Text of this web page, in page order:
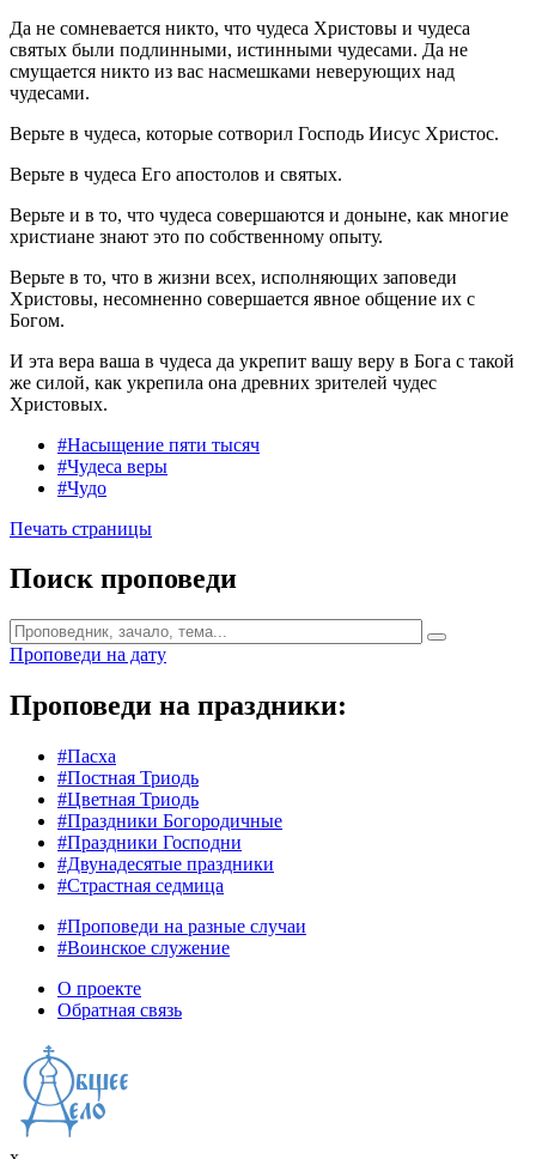
Да не сомневается никто, что чудеса Христовы и чудеса
святых были подлинными, истинными чудесами. Да не
смущается никто из вас насмешками неверующих над
чудесами.
Верьте в чудеса, которые сотворил Господь Иисус Христос.
Верьте в чудеса Его апостолов и святых.
Верьте и в то, что чудеса совершаются и доныне, как многие
христиане знают это по собственному опыту.
Верьте в то, что в жизни всех, исполняющих заповеди
Христовы, несомненно совершается явное общение их с
Богом.
И эта вера ваша в чудеса да укрепит вашу веру в Бога с такой
же силой, как укрепила она древних зрителей чудес
Христовых.
#Насыщение пяти тысяч
#Чудеса веры
#Чудо
Печать страницы
Поиск проповеди
Проповеди на дату
Проповеди на праздники:
#Пасха
#Постная Триодь
#Цветная Триодь
#Праздники Богородичные
#Праздники Господни
#Двунадесятые праздники
#Страстная седмица
#Проповеди на разные случаи
#Воинское служение
О проекте
Обратная связь